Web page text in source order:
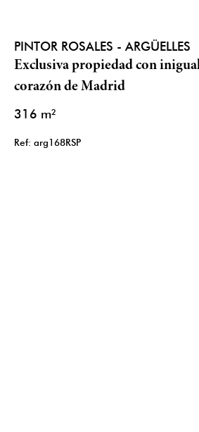
PINTOR ROSALES - ARGÜELLES
Exclusiva propiedad con
corazón de Madrid
316 m²
Ref: arg168RSP